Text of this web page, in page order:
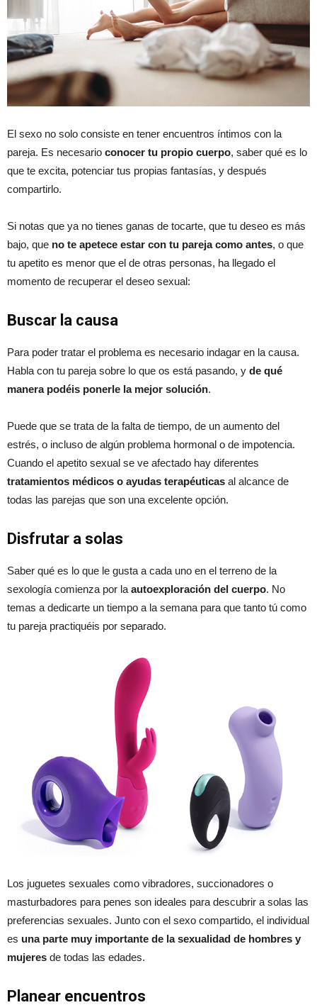
El sexo no solo consiste en tener encuentros íntimos con la
pareja. Es necesario conocer tu propio cuerpo, saber qué es lo
que te excita, potenciar tus propias fantasías, y después
compartirlo.
Si notas que ya no tienes ganas de tocarte, que tu deseo es más
bajo, que no te apetece estar con tu pareja como antes, o que
tu apetito es menor que el de otras personas, ha llegado el
momento de recuperar el deseo sexual:
Buscar la causa
Para poder tratar el problema es necesario indagar en la causa.
Habla con tu pareja sobre lo que os está pasando, y de qué
manera podéis ponerle la mejor solución.
Puede que se trata de la falta de tiempo, de un aumento del
estrés, o incluso de algún problema hormonal o de impotencia.
Cuando el apetito sexual se ve afectado hay diferentes
tratamientos médicos o ayudas terapéuticas al alcance de
todas las parejas que son una excelente opción.
Disfrutar a solas
Saber qué es lo que le gusta a cada uno en el terreno de la
sexología comienza por la autoexploración del cuerpo. No
temas a dedicarte un tiempo a la semana para que tanto tú como
tu pareja practiquéis por separado.
Los juguetes sexuales como vibradores, succionadores o
masturbadores para penes son ideales para descubrir a solas las
preferencias sexuales. Junto con el sexo compartido, el individual
es una parte muy importante de la sexualidad de hombres y
mujeres de todas las edades.
Planear encuentros